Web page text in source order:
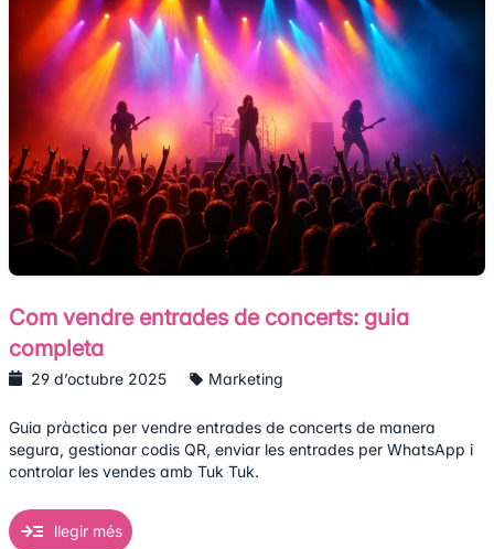
Com vendre entrades de concerts: guia
completa
29 d’octubre 2025 Marketing
Guia pràctica per vendre entrades de concerts de manera
segura, gestionar codis QR, enviar les entrades per WhatsApp i
controlar les vendes amb Tuk Tuk.
llegir més